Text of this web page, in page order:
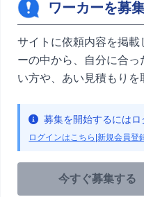
ワーカーを募
サイトに依頼内容を掲
ーの中から、自分に合
い方や、あい見積もりを
募集を開始するには
ログインはこちら |新規会員登
今すぐ募集する